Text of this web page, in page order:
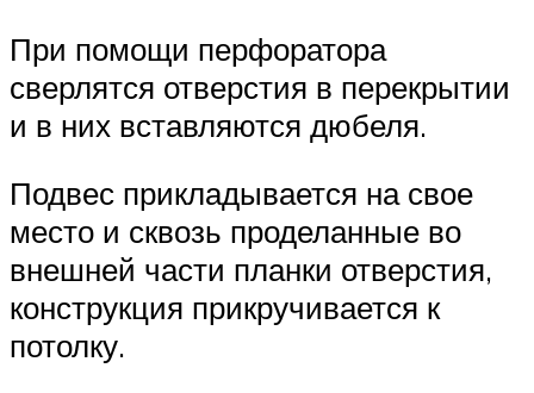
При помощи перфоратора
сверлятся отверстия в перекрытии
и в них вставляются дюбеля.
Подвес прикладывается на свое
место и сквозь проделанные во
внешней части планки отверстия,
конструкция прикручивается к
потолку.